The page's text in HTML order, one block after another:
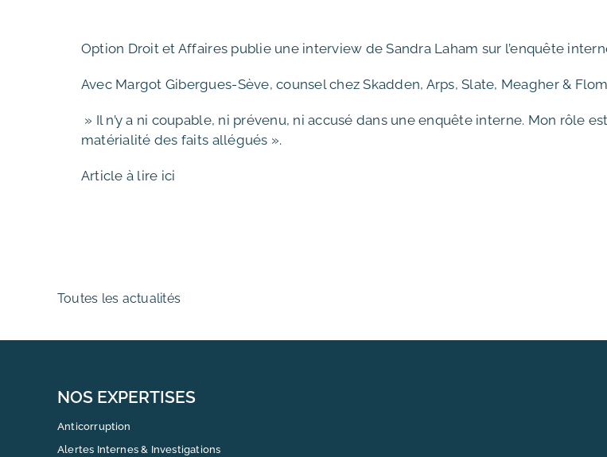
Option Droit et Affaires publie une interview de Sandra Laham sur l’enquête
Avec Margot Gibergues-Sève, counsel chez Skadden, Arps, Slate, Meagher &
» Il n’y a ni coupable, ni prévenu, ni accusé dans une enquête interne. Mon rôle
matérialité des faits allégués ».
Article à lire ici
Toutes les actualités
NOS EXPERTISES
Anticorruption
Alertes Internes & Investigations